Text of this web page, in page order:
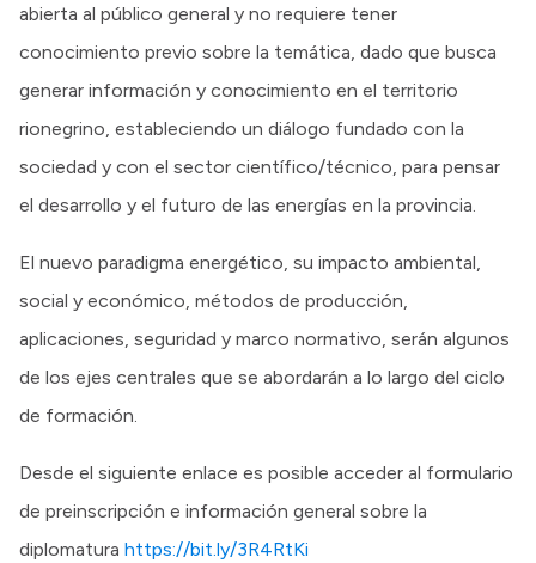
abierta al público general y no requiere tener
conocimiento previo sobre la temática, dado que busca
generar información y conocimiento en el territorio
rionegrino, estableciendo un diálogo fundado con la
sociedad y con el sector científico/técnico, para pensar
el desarrollo y el futuro de las energías en la provincia.
El nuevo paradigma energético, su impacto ambiental,
social y económico, métodos de producción,
aplicaciones, seguridad y marco normativo, serán algunos
de los ejes centrales que se abordarán a lo largo del ciclo
de formación.
Desde el siguiente enlace es posible acceder al formulario
de preinscripción e información general sobre la
diplomatura https://bit.ly/3R4RtKi